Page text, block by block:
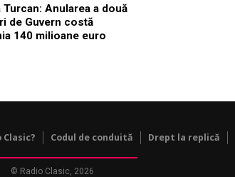
Turcan: Anularea a două
de Guvern costă
140 milioane euro
Clasic? Codul de conduită Drept la replică
© Radio Clasic, 2026